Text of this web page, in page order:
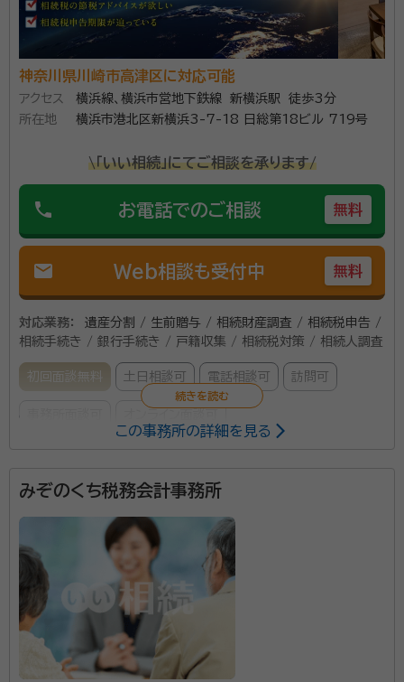
神奈川県川崎市高津区に対応可能
アクセス
横浜線、横浜市営地下鉄線 新横浜駅 徒歩3分
所在地
横浜市港北区新横浜3-7-18 日総第18ビル 719号
\「いい相続」にてご相談を承ります/
phone お電話でのご相談 無料
mail Web相談も受付中 無料
対応業務：
遺産分割 / 生前贈与 / 相続財産調査 / 相続税申告 /
相続手続き / 銀行手続き / 戸籍収集 / 相続税対策 / 相続人調査
初回面談無料 土日相談可 電話相談可 訪問可
倉田 淳一（くらた じゅんいち） 代表・税理士、宅地建物取引士
事務所口コミ（抜粋）：
account_circle 満足度 5.0
ご利用時期：2026/2
面談の感想
たいへんわかりやすい説明で助かりました。報酬金額も明瞭で安心でき
ました。
契約後の感想
母の確定申告までやっていただきました。とても丁寧で、さすがプロとい
この事務所の詳細を見る
みぞのくち税務会計事務所